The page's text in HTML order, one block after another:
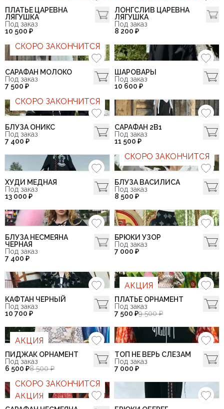
ПЛАТЬЕ ЦАРЕВНА
ЛЯГУШКА
Под заказ
10 500 ₽
ЛОНГСЛИВ ЦАРЕВНА
ЛЯГУШКА
Под заказ
8 200 ₽
СКОРО ЗАКОНЧИТСЯ
САРАФАН МОЛОКО
Под заказ
7 500 ₽
ШАРОВАРЫ
Под заказ
10 600 ₽
СКОРО ЗАКОНЧИТСЯ
БЛУЗА ОНИКС
Под заказ
7 400 ₽
САРАФАН 2В1
Под заказ
11 500 ₽
ХУДИ МЕДНАЯ
Под заказ
13 000 ₽
СКОРО ЗАКОНЧИТСЯ
БЛУЗА ВАСИЛИСА
Под заказ
8 500 ₽
БЛУЗА НЕСМЕЯНА
ЧЕРНАЯ
Под заказ
7 400 ₽
БРЮКИ УЗОР
Под заказ
7 000 ₽
КАФТАН ЧЕРНЫЙ
Под заказ
10 700 ₽
АКЦИЯ
ПЛАТЬЕ ОРНАМЕНТ
Под заказ
7 500 ₽9 500 ₽
АКЦИЯ
ПИДЖАК ОРНАМЕНТ
Под заказ
6 500 ₽8 500 ₽
ТОП НЕ ВЕРЬ СЛЕЗАМ
Под заказ
7 000 ₽
АКЦИЯ
СКОРО ЗАКОНЧИТСЯ